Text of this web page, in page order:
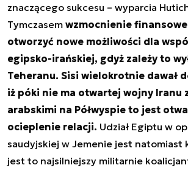
znaczącego sukcesu – wyparcia
Tymczasem wzmocnienie
otworzyć nowe możliwości dla
egipsko-irańskiej, gdyż zależy to
Teheranu. Sisi wielokrotnie dawał
iż póki nie ma otwartej wojny Iranu
arabskimi na Półwyspie to jest
ocieplenie relacji. Udział Egiptu w
saudyjskiej w Jemenie jest natomiast
jest to najsilniejszy militarnie